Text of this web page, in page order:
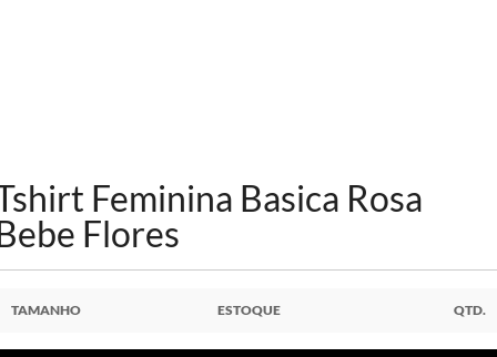
Feminina Basica Rosa
Flores
TAMANHO ESTOQUE QTD.